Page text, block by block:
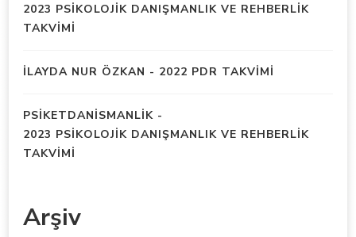
2023 PSİKOLOJİK DANIŞMANLIK VE REHBERLİK
TAKVİMİ
İLAYDA NUR ÖZKAN - 2022 PDR TAKVİMİ
PSIKETDANISMANLIK -
2023 PSİKOLOJİK DANIŞMANLIK VE REHBERLİK
TAKVİMİ
Arşiv